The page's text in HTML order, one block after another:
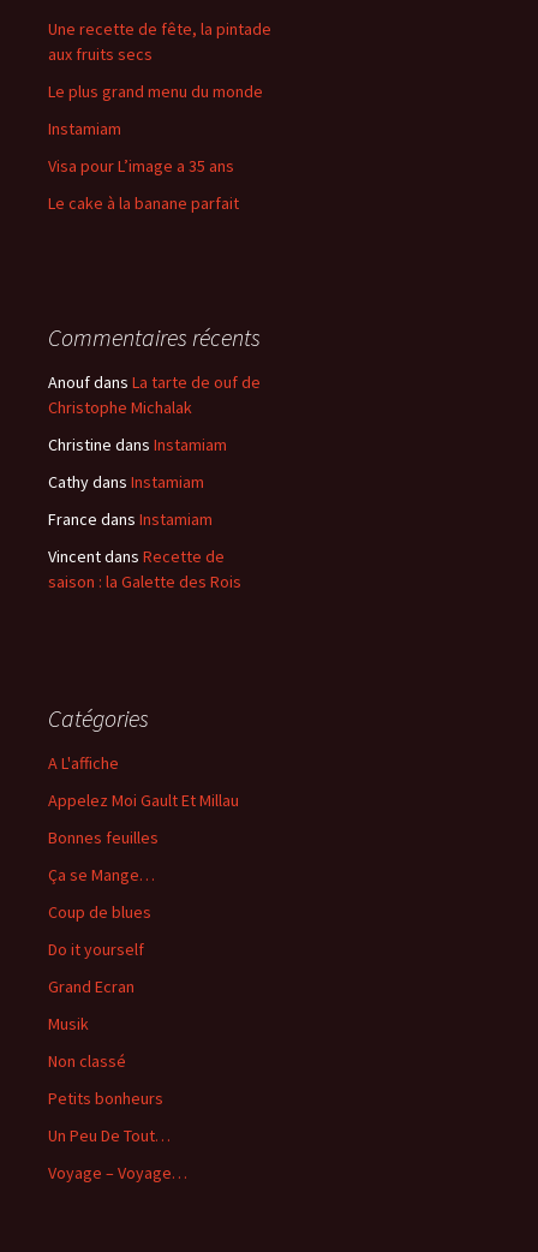
Une recette de fête, la pintade
aux fruits secs
Le plus grand menu du monde
Instamiam
Visa pour L’image a 35 ans
Le cake à la banane parfait
Commentaires récents
Anoufdans La tarte de ouf de
Christophe Michalak
Christine dans Instamiam
Cathydans Instamiam
France dans Instamiam
Vincentdans Recette de
saison : la Galette des Rois
Catégories
A L'affiche
Appelez Moi Gault Et Millau
Bonnes feuilles
Ça se Mange…
Coup de blues
Do it yourself
Grand Ecran
Musik
Non classé
Petits bonheurs
Un Peu De Tout…
Voyage – Voyage…